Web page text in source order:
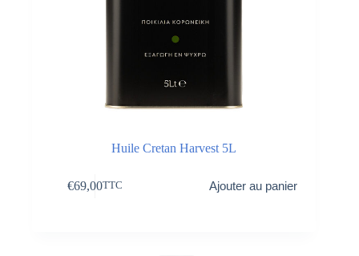
Huile Cretan Harvest 5L
€69,00TTC Ajouter au panier